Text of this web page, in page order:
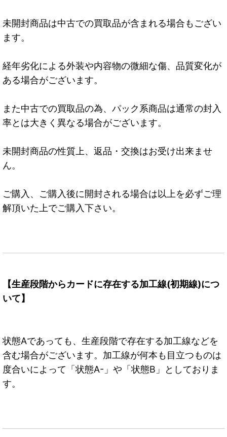
未開封商品は中古での買取品が含まれる場合もござい
ます。
経年劣化による外装や内容物の微細な傷、品質変化が
ある場合がございます。
また中古での買取品の為、パック系商品は通常の封入
率とは大きく異なる場合がございます。
未開封商品の性質上、返品・交換はお受け出来ませ
ん。
ご購入、ご購入後に開封される場合は以上を必ずご理
解頂いた上でご購入下さい。
【生産段階からカードに存在する加工線(初期線)につ
いて】
状態Aであっても、生産段階で存在する加工線などを
含む場合がございます。加工線が何本も目立つものは
度合いによって「状態A-」や「状態B」としておりま
す。